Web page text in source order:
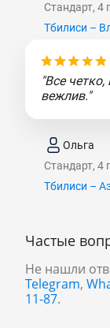
Стандарт, 4
Тбилиси –
"Все
вежлив."
Ольга
Стандарт, 4
Тбилиси –
Частые
Не нашли
Telegram,
11-87.